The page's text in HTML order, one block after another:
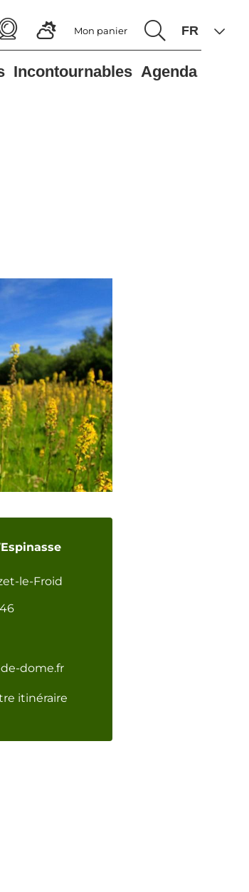
Mon panier
Incontournables Agenda
le-Froid
dome.fr
itinéraire